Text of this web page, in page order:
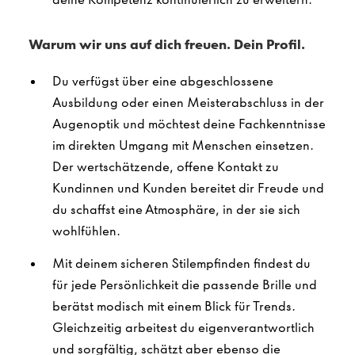
Warum wir uns auf dich freuen. Dein Profil.
Du verfügst über eine abgeschlossene
Ausbildung oder einen Meisterabschluss in der
Augenoptik und möchtest deine Fachkenntnisse
im direkten Umgang mit Menschen einsetzen.
Der wertschätzende, offene Kontakt zu
Kundinnen und Kunden bereitet dir Freude und
du schaffst eine Atmosphäre, in der sie sich
wohlfühlen.
Mit deinem sicheren Stilempfinden findest du
für jede Persönlichkeit die passende Brille und
berätst modisch mit einem Blick für Trends.
Gleichzeitig arbeitest du eigenverantwortlich
und sorgfältig, schätzt aber ebenso die